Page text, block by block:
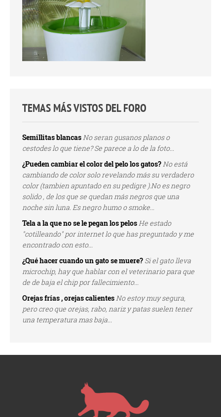
TEMAS MÁS VISTOS DEL FORO
Semillitas blancasNo seran gusanos planos o
cestodes lo que tiene? Se parece a lo de la foto...
¿Pueden cambiar el color del pelo los gatos?No está
cambiando de color solo revelando más su verdadero
color (tambien apuntado en su pedigre ).No es negro
solido , de los que se quedan más negros que una
noche sin luna. Es negro humo o smoke...
Tela a la que no se le pegan los pelosHe estado
"cotilleando" por internet lo que has preguntado y me
encontrado con esto...
¿Qué hacer cuando un gato se muere? Si el gato lleva
microchip, hay que hablar con el veterinario para que
de de baja el chip por fallecimiento...
Orejas frías , orejas calientesNo estoy muy segura,
pero creo que orejas, rabo, nariz y patas suelen tener
una temperatura mas baja...